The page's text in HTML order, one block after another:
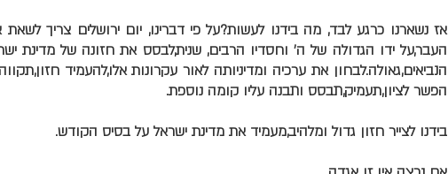
אז נשארנו כרגע לבד, מה בידנו לעשות?על פי דברינו, יום ירושלים צריך
העבר,על ידו הגדולה של ה' וחסדיו הרבים, שנית,לבסס את חזונה של מדינת
הנביאים,גאולה.לבחון את ערכיה ומדיניותה לאור עקרונות אלו,להעמיד
הפשר לציון,תעמיק,תבסס ותבנה עליו קומה נוספת.
בידנו לצייר חזון גדול ומלהיב,מעמיד את מדינת ישראל על בסיס הקודש.